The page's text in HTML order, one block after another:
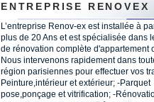
ENTREPRISE RENOVEX
L’entreprise Renov-ex est installée à
plus de 20 Ans et est spécialisée dans
de rénovation complète d'appartement
Nous intervenons rapidement dans
région parisiennes pour effectuer vos
Peinture,intérieur et extérieur; -Parquet
pose,ponçage et vitrification; -